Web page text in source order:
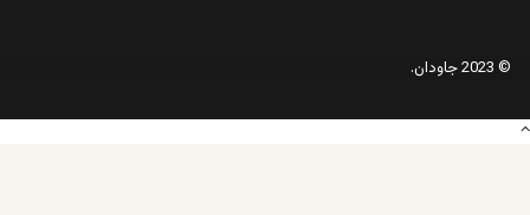
© 2023 جاودان.